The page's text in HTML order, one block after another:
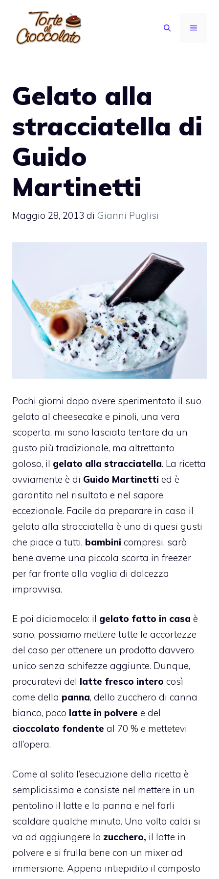
contenuto
MENU
Gelato alla
stracciatella di
Guido
Martinetti
Maggio 28, 2013 di Gianni Puglisi
Pochi giorni dopo avere sperimentato il suo
gelato al cheesecake e pinoli, una vera
scoperta, mi sono lasciata tentare da un
gusto più tradizionale, ma altrettanto
goloso, il gelato alla stracciatella. La ricetta
ovviamente è di Guido Martinetti ed è
garantita nel risultato e nel sapore
eccezionale. Facile da preparare in casa il
gelato alla stracciatella è uno di quesi gusti
che piace a tutti, bambini compresi, sarà
bene averne una piccola scorta in freezer
per far fronte alla voglia di dolcezza
improvvisa.
E poi diciamocelo: il gelato fatto in casa è
sano, possiamo mettere tutte le accortezze
del caso per ottenere un prodotto davvero
unico senza schifezze aggiunte. Dunque,
procuratevi del latte fresco intero così
come della panna, dello zucchero di canna
bianco, poco latte in polvere e del
cioccolato fondente al 70 % e mettetevi
all’opera.
Come al solito l’esecuzione della ricetta è
semplicissima e consiste nel mettere in un
pentolino il latte e la panna e nel farli
scaldare qualche minuto. Una volta caldi si
va ad aggiungere lo zucchero, il latte in
polvere e si frulla bene con un mixer ad
immersione. Appena intiepidito il composto